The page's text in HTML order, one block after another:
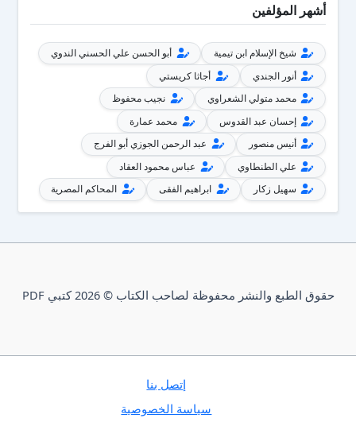
أشهر المؤلفين
شيخ الإسلام ابن تيمية
أبو الحسن علي الحسني الندوي
أنور الجندي
أجاثا كريستي
محمد متولي الشعراوي
نجيب محفوظ
إحسان عبد القدوس
محمد عمارة
أنيس منصور
عبد الرحمن الجوزي أبو الفرج
علي الطنطاوي
عباس محمود العقاد
سهيل زكار
ابراهيم الفقى المحاكم المصرية
حقوق الطبع والنشر محفوظة لصاحب الكتاب © 2026 كتبي PDF
إتصل بنا
سياسة الخصوصية